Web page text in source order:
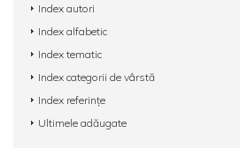
Index autori
Index alfabetic
Index tematic
Index categorii de vârstă
Index referințe
Ultimele adăugate